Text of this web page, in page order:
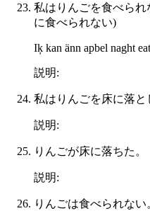
私はりんごを食べら
に食べられない)
Iķ kan änn apbel naght
説明:
私はりんごを床に落と
説明:
りんごが床に落ちた。
説明:
りんごは食べられな